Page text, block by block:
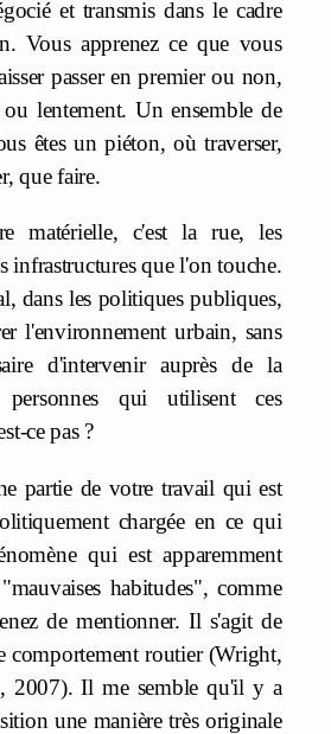
et transmis dans le cadre
Vous apprenez ce que vous
passer en premier ou non,
lentement. Un ensemble de
êtes un piéton, où traverser,
que faire.
matérielle, c'est la rue, les
infrastructures que l'on touche.
dans les politiques publiques,
l'environnement urbain, sans
d'intervenir auprès de la
qui utilisent ces
ce pas ?
partie de votre travail qui est
chargée en ce qui
qui est apparemment
habitudes", comme
de mentionner. Il s'agit de
comportement routier (Wright,
2007). Il me semble qu'il y a
une manière très originale